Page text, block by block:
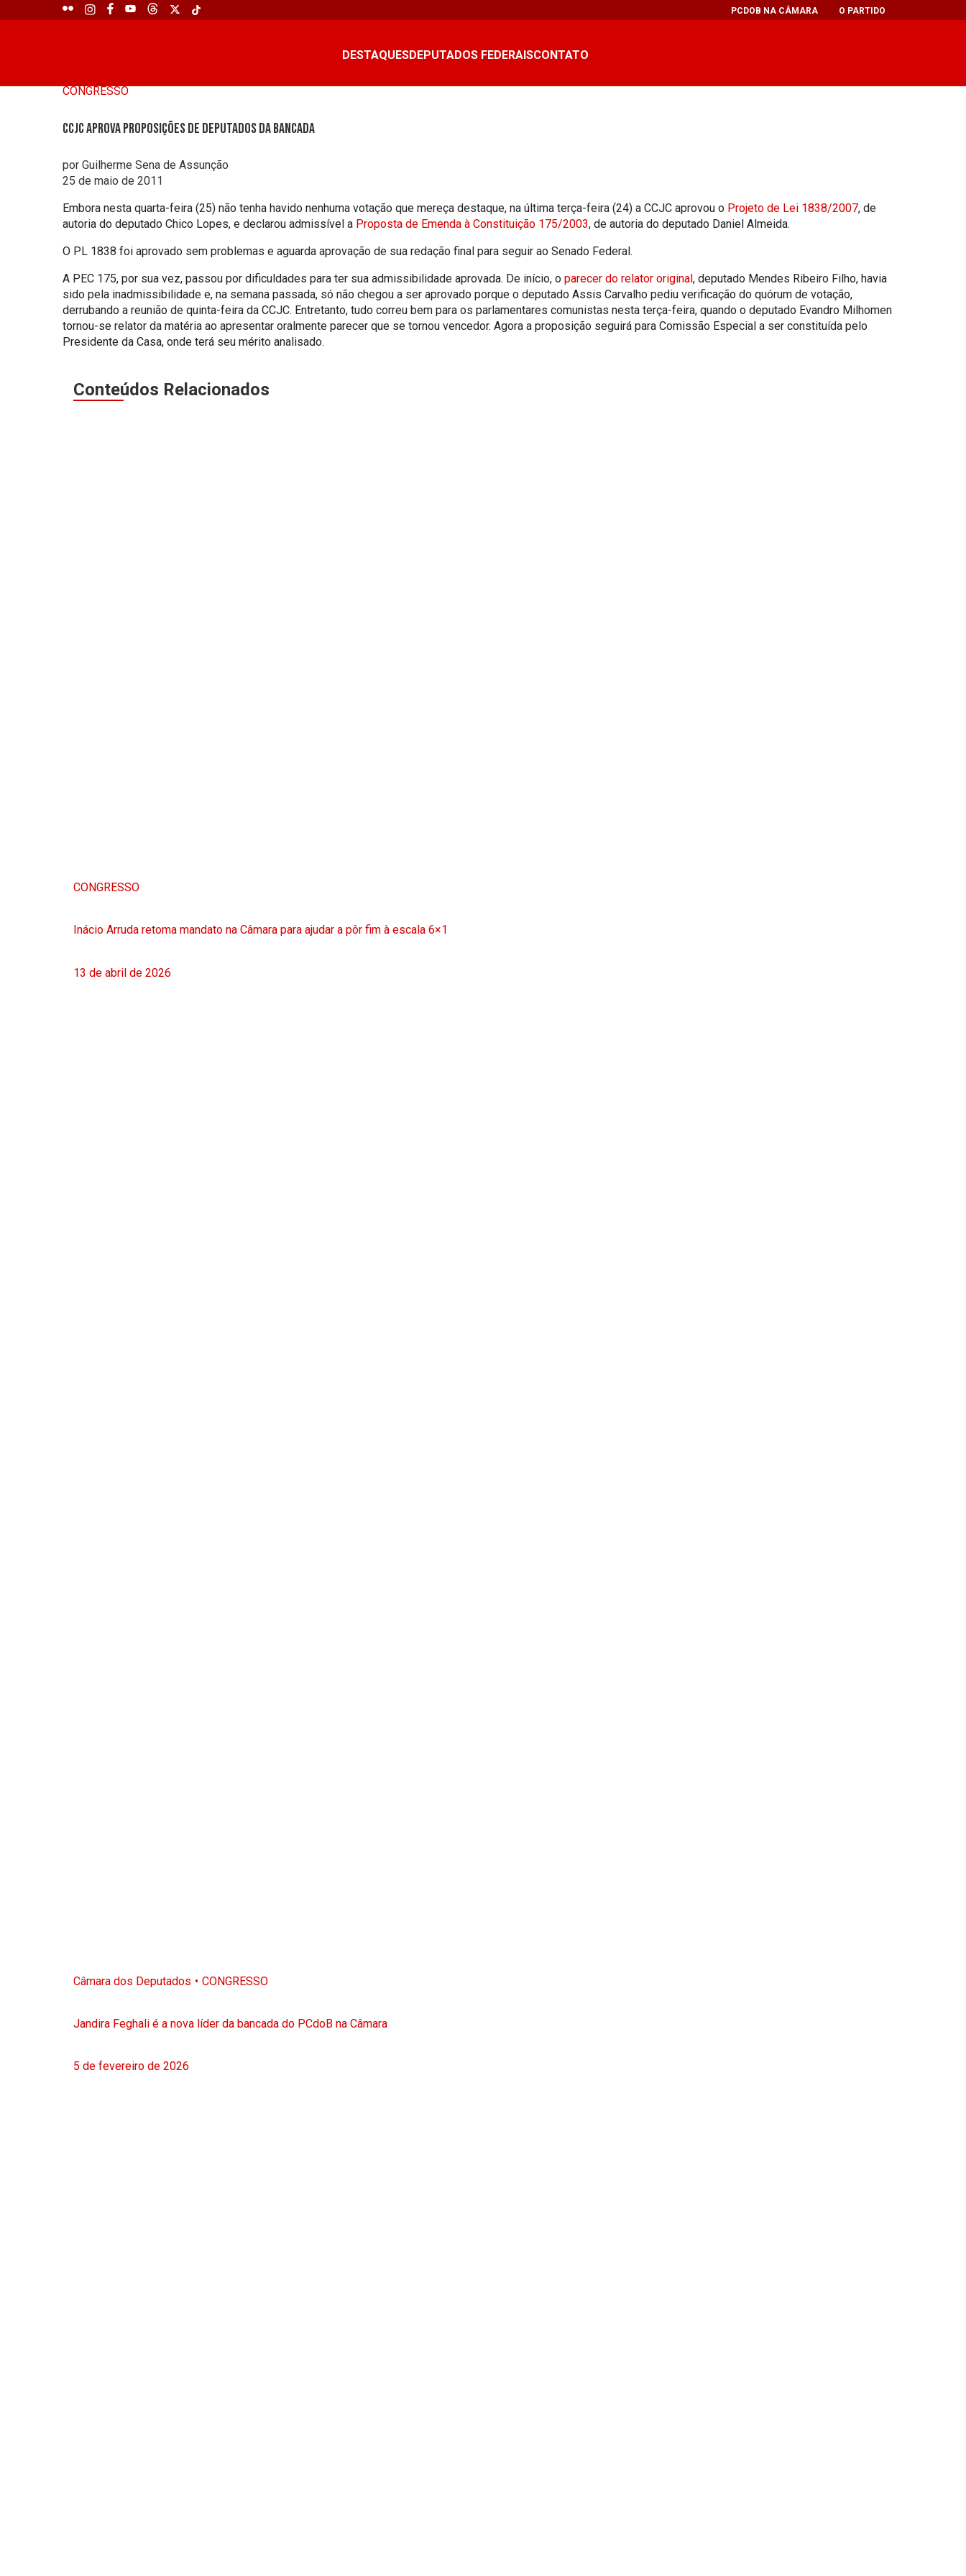
PCDOB NA CÂMARA O PARTIDO
DESTAQUESDEPUTADOS FEDERAISCONTATO
CONGRESSO
CCJC aprova proposições de deputados da bancada
por Guilherme Sena de Assunção
25 de maio de 2011
Embora nesta quarta-feira (25) não tenha havido nenhuma votação que mereça destaque, na última terça-feira (24) a CCJC aprovou o Projeto de Lei 1838/2007, de
autoria do deputado Chico Lopes, e declarou admissível a Proposta de Emenda à Constituição 175/2003, de autoria do deputado Daniel Almeida.
O PL 1838 foi aprovado sem problemas e aguarda aprovação de sua redação final para seguir ao Senado Federal.
A PEC 175, por sua vez, passou por dificuldades para ter sua admissibilidade aprovada. De início, o parecer do relator original , deputado Mendes Ribeiro Filho, havia
sido pela inadmissibilidade e, na semana passada, só não chegou a ser aprovado porque o deputado Assis Carvalho pediu verificação do quórum de votação,
derrubando a reunião de quinta-feira da CCJC. Entretanto, tudo correu bem para os parlamentares comunistas nesta terça-feira, quando o deputado Evandro Milhomen
tornou-se relator da matéria ao apresentar oralmente parecer que se tornou vencedor. Agora a proposição seguirá para Comissão Especial a ser constituída pelo
Presidente da Casa, onde terá seu mérito analisado.
Conteúdos Relacionados
CONGRESSO
Inácio Arruda retoma mandato na Câmara para ajudar a pôr fim à escala 6×1
13 de abril de 2026
Câmara dos Deputados CONGRESSO
Jandira Feghali é a nova líder da bancada do PCdoB na Câmara
5 de fevereiro de 2026